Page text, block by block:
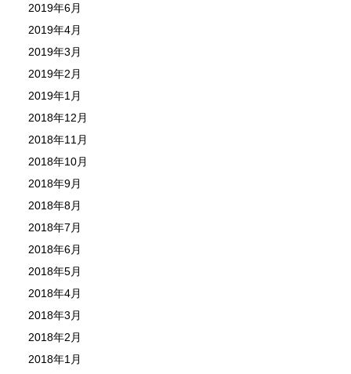
2019年6月
2019年4月
2019年3月
2019年2月
2019年1月
2018年12月
2018年11月
2018年10月
2018年9月
2018年8月
2018年7月
2018年6月
2018年5月
2018年4月
2018年3月
2018年2月
2018年1月